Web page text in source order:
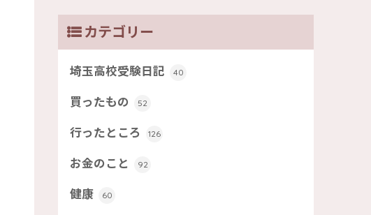
カテゴリー
埼玉高校受験日記 40
買ったもの 52
行ったところ 126
お金のこと 92
健康 60